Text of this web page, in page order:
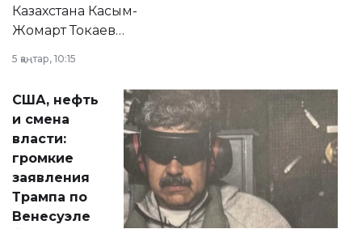
Казахстана Касым-
Жомарт Токаев
сразу несколько
актуальных тем —
от слухов о
политических
реформах до
вопросов армии,
экономики и
личного здоровья.
5 қаңтар, 10:15
США, нефть
и смена
власти:
громкие
заявления
Трампа по
Венесуэле